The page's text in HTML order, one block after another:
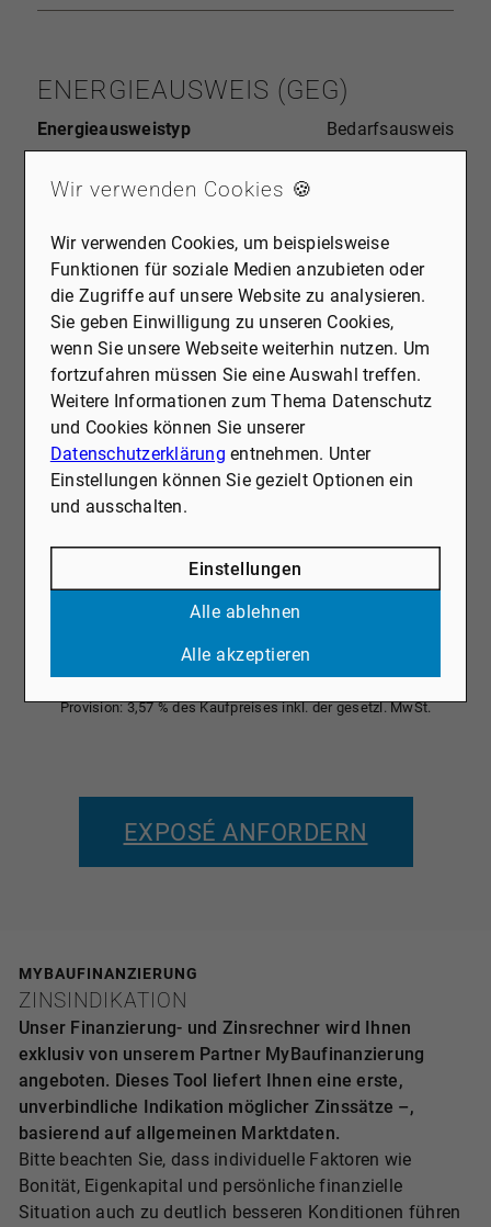
ENERGIEAUSWEIS (GEG)
Energieausweistyp Bedarfsausweis
Wesentlicher Energieträger Fernwärme
Endenergiebedarf 138kWh / (m²*a)
Baujahr 1958
Baujahr Wärmeerzeuger 1995
A+ A B C
KAUFPREIS: 790.000 €
Provision: 3,57 % des Kaufpreises inkl. der gesetzl. MwSt.
EXPOSÉ ANFORDERN
MYBAUFINANZIERUNG
ZINSINDIKATION
Unser Finanzierung- und Zinsrechner wird Ihnen
exklusiv von unserem Partner MyBaufinanzierung
angeboten. Dieses Tool liefert Ihnen eine erste,
unverbindliche Indikation möglicher Zinssätze –,
basierend auf allgemeinen Marktdaten.
Bitte beachten Sie, dass individuelle Faktoren wie
Bonität, Eigenkapital und persönliche finanzielle
Situation auch zu deutlich besseren Konditionen führen
Wir verwenden Cookies 🍪
Wir verwenden Cookies, um beispielsweise
Funktionen für soziale Medien anzubieten oder
die Zugriffe auf unsere Website zu analysieren.
Sie geben Einwilligung zu unseren Cookies,
wenn Sie unsere Webseite weiterhin nutzen. Um
fortzufahren müssen Sie eine Auswahl treffen.
Weitere Informationen zum Thema Datenschutz
und Cookies können Sie unserer
Datenschutzerklärung entnehmen. Unter
Einstellungen können Sie gezielt Optionen ein
und ausschalten.
Einstellungen
Alle ablehnen
Alle akzeptieren